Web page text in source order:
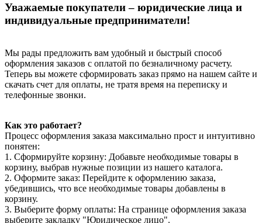
Уважаемые покупатели – юридические лица и
индивидуальные предприниматели!
Мы рады предложить вам удобный и быстрый способ
оформления заказов с оплатой по безналичному расчету.
Теперь вы можете сформировать заказ прямо на нашем сайте и
скачать счет для оплаты, не тратя время на переписку и
телефонные звонки.
Как это работает?
Процесс оформления заказа максимально прост и интуитивно
понятен:
1. Сформируйте корзину: Добавьте необходимые товары в
корзину, выбрав нужные позиции из нашего каталога.
2. Оформите заказ: Перейдите к оформлению заказа,
убедившись, что все необходимые товары добавлены в
корзину.
3. Выберите форму оплаты: На странице оформления заказа
выберите закладку "Юридическое лицо".